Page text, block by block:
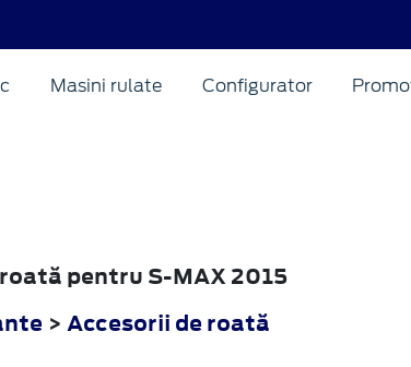
Masini rulate Configurator
pentru S-MAX 2015
> Accesorii de roată